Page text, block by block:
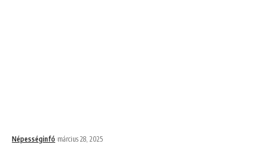
Népességinfó március 28, 2025